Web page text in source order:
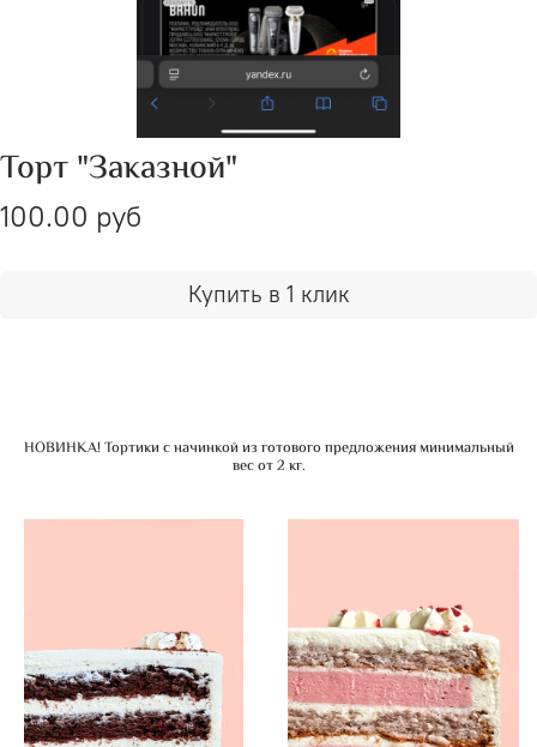
Торт "Заказной"
100.00 руб
Купить в 1 клик
НОВИНКА! Тортики с начинкой из готового предложения минимальный
вес от 2 кг.